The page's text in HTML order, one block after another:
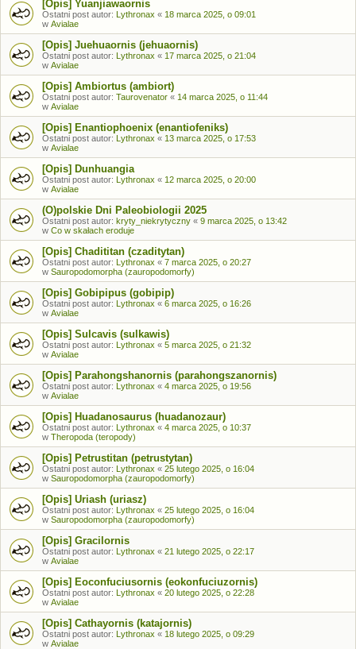
[Opis] Yuanjiawaornis
Ostatni post autor: Lythronax « 18 marca 2025, o 09:01
w Avialae
[Opis] Juehuaornis (jehuaornis)
Ostatni post autor: Lythronax « 17 marca 2025, o 21:04
w Avialae
[Opis] Ambiortus (ambiort)
Ostatni post autor: Taurovenator « 14 marca 2025, o 11:44
w Avialae
[Opis] Enantiophoenix (enantiofeniks)
Ostatni post autor: Lythronax « 13 marca 2025, o 17:53
w Avialae
[Opis] Dunhuangia
Ostatni post autor: Lythronax « 12 marca 2025, o 20:00
w Avialae
(O)polskie Dni Paleobiologii 2025
Ostatni post autor: kryty_niekrytyczny « 9 marca 2025, o 13:42
w Co w skałach eroduje
[Opis] Chadititan (czaditytan)
Ostatni post autor: Lythronax « 7 marca 2025, o 20:27
w Sauropodomorpha (zauropodomorfy)
[Opis] Gobipipus (gobipip)
Ostatni post autor: Lythronax « 6 marca 2025, o 16:26
w Avialae
[Opis] Sulcavis (sulkawis)
Ostatni post autor: Lythronax « 5 marca 2025, o 21:32
w Avialae
[Opis] Parahongshanornis (parahongszanornis)
Ostatni post autor: Lythronax « 4 marca 2025, o 19:56
w Avialae
[Opis] Huadanosaurus (huadanozaur)
Ostatni post autor: Lythronax « 4 marca 2025, o 10:37
w Theropoda (teropody)
[Opis] Petrustitan (petrustytan)
Ostatni post autor: Lythronax « 25 lutego 2025, o 16:04
w Sauropodomorpha (zauropodomorfy)
[Opis] Uriash (uriasz)
Ostatni post autor: Lythronax « 25 lutego 2025, o 16:04
w Sauropodomorpha (zauropodomorfy)
[Opis] Gracilornis
Ostatni post autor: Lythronax « 21 lutego 2025, o 22:17
w Avialae
[Opis] Eoconfuciusornis (eokonfuciuzornis)
Ostatni post autor: Lythronax « 20 lutego 2025, o 22:28
w Avialae
[Opis] Cathayornis (katajornis)
Ostatni post autor: Lythronax « 18 lutego 2025, o 09:29
w Avialae